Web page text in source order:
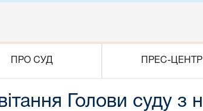
ПРО СУД ПРЕС-ЦЕНТР
Голови суду з